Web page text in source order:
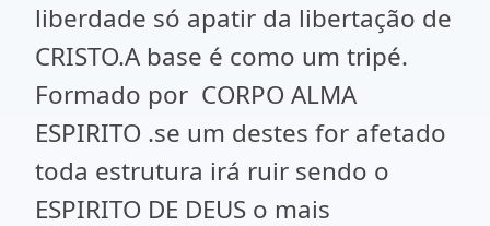
liberdade só apatir da libertação de
CRISTO.A base é como um tripé.
Formado por CORPO ALMA
ESPIRITO .se um destes for afetado
toda estrutura irá ruir sendo o
ESPIRITO DE DEUS o mais